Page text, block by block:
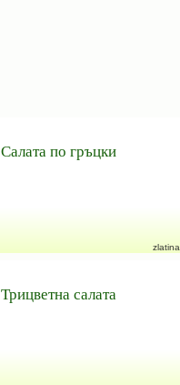
Салата по гръцки
zlatina
Трицветна салата